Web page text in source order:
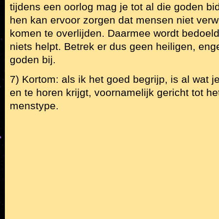
tijdens een oorlog mag je tot al die goden
hen kan ervoor zorgen dat mensen niet
komen te overlijden. Daarmee wordt
niets helpt. Betrek er dus geen heiligen,
goden bij.
7) Kortom: als ik het goed begrijp, is al wat
en te horen krijgt, voornamelijk gericht tot
menstype.